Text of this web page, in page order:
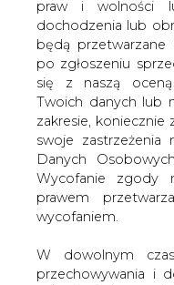
się z naszą oceną
Twoich danych lub
zakresie, koniecznie
swoje zastrzeżenia
Danych
Wycofanie zgody
prawem
wycofaniem.
W dowolnym
przechowywania i
ustawieniach
Jeśli zgadzasz się
plików cookies
Według analityków,
zapowiadana przez
podpisania listy
budowie elektrowni
przedsięwzięcia
KGHM.
Dziennik przypomina
wypowiedź prezesa
przyznał, że grupa ta
ewentualnego
podpisania listu
najprawdopodobniej